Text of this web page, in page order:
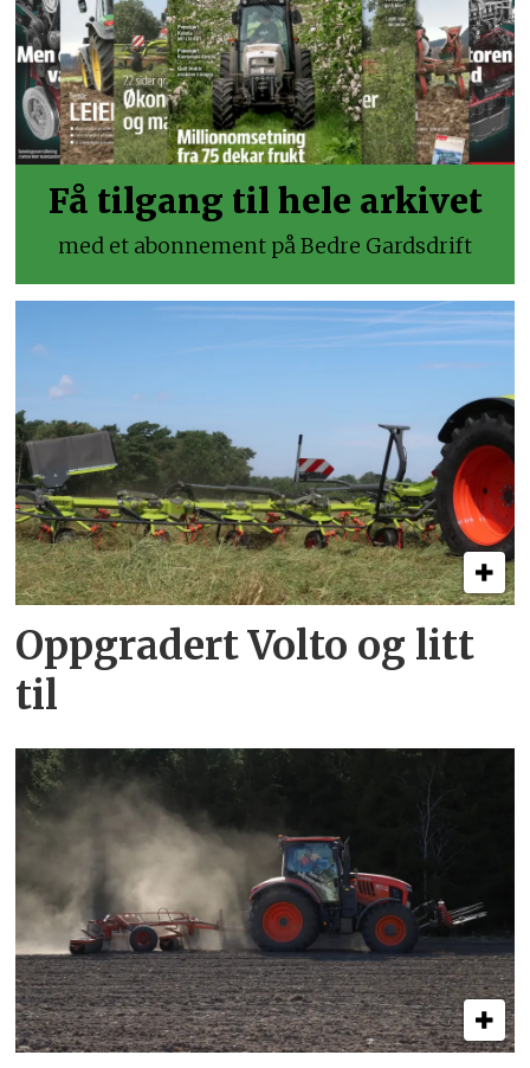
Få tilgang til hele arkivet
med et abonnement på Bedre Gardsdrift
Oppgradert Volto og litt
til